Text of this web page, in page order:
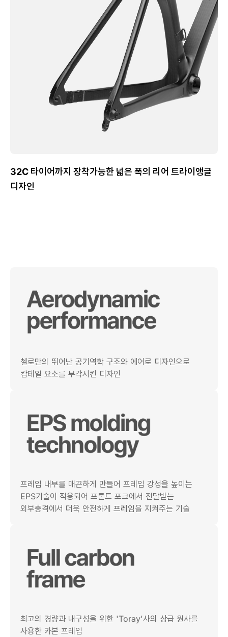
32C 타이어까지 장착가능한 넓은 폭의 리어 트라이앵글
디자인
첼로만의 뛰어난 공기역학 구조와 에어로 디자인으로
캄테일 요소를 부각시킨 디자인
프레임 내부를 매끈하게 만들어 프레임 강성을 높이는
EPS기술이 적용되어 프론트 포크에서 전달받는
외부충격에서 더욱 안전하게 프레임을 지켜주는 기술
최고의 경량과 내구성을 위한 'Toray'사의 상급 원사를
사용한 카본 프레임